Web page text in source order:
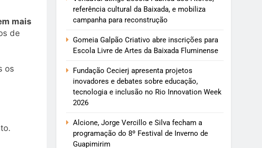
mais
de
os
referência cultural da Baixada, e mobiliza
campanha para reconstrução
Gomeia Galpão Criativo abre inscrições para
Escola Livre de Artes da Baixada Fluminense
Fundação Cecierj apresenta projetos
inovadores e debates sobre educação,
tecnologia e inclusão no Rio Innovation Week
2026
Alcione, Jorge Vercillo e Silva fecham a
programação do 8º Festival de Inverno de
Guapimirim